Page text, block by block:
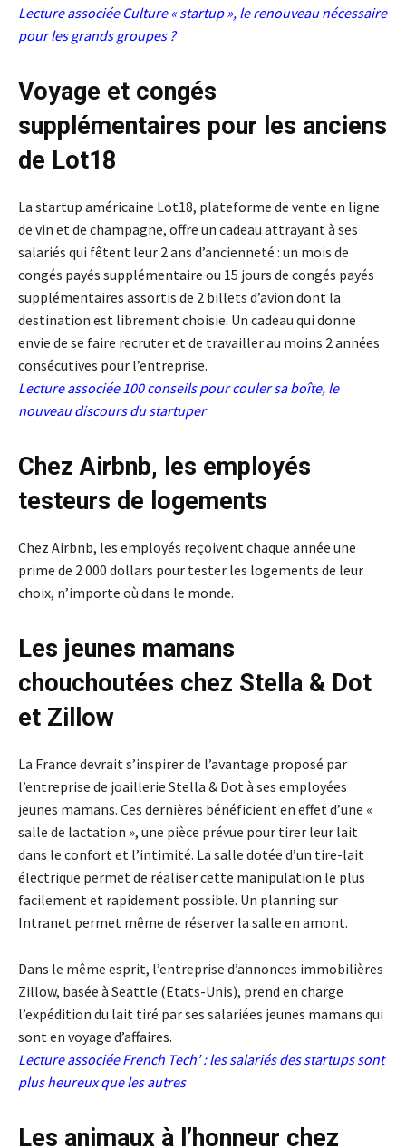
Lecture associée Culture « startup », le renouveau nécessaire
pour les grands groupes ?
Voyage et congés
supplémentaires pour les anciens
de Lot18
La startup américaine Lot18, plateforme de vente en ligne
de vin et de champagne, offre un cadeau attrayant à ses
salariés qui fêtent leur 2 ans d’ancienneté : un mois de
congés payés supplémentaire ou 15 jours de congés payés
supplémentaires assortis de 2 billets d’avion dont la
destination est librement choisie. Un cadeau qui donne
envie de se faire recruter et de travailler au moins 2 années
consécutives pour l’entreprise.
Lecture associée100 conseils pour couler sa boîte, le
nouveau discours du startuper
Chez Airbnb, les employés
testeurs de logements
Chez Airbnb, les employés reçoivent chaque année une
prime de 2 000 dollars pour tester les logements de leur
choix, n’importe où dans le monde.
Les jeunes mamans
chouchoutées chez Stella & Dot
et Zillow
La France devrait s’inspirer de l’avantage proposé par
l’entreprise de joaillerie Stella & Dot à ses employées
jeunes mamans. Ces dernières bénéficient en effet d’une «
salle de lactation », une pièce prévue pour tirer leur lait
dans le confort et l’intimité. La salle dotée d’un tire-lait
électrique permet de réaliser cette manipulation le plus
facilement et rapidement possible. Un planning sur
Intranet permet même de réserver la salle en amont.
Dans le même esprit, l’entreprise d’annonces immobilières
Zillow, basée à Seattle (Etats-Unis), prend en charge
l’expédition du lait tiré par ses salariées jeunes mamans qui
sont en voyage d’affaires.
Lecture associéeFrench Tech’ : les salariés des startups sont
plus heureux que les autres
Les animaux à l’honneur chez